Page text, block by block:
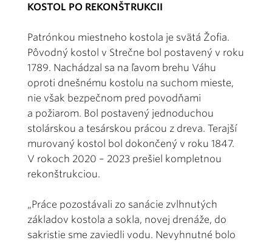
KOSTOL PO REKONŠTRUKCII
Patrónkou miestneho kostola je svätá Žofia.
Pôvodný kostol v Strečne bol postavený v roku
1789. Nachádzal sa na ľavom brehu Váhu
oproti dnešnému kostolu na suchom mieste,
nie však bezpečnom pred povodňami
a požiarom. Bol postavený jednoduchou
stolárskou a tesárskou prácou z dreva. Terajší
murovaný kostol bol dokončený v roku 1847.
V rokoch 2020 – 2023 prešiel kompletnou
rekonštrukciou.
„Práce pozostávali zo sanácie zvlhnutých
základov kostola a sokla, novej drenáže, do
sakristie sme zaviedli vodu. Nevyhnutné bolo